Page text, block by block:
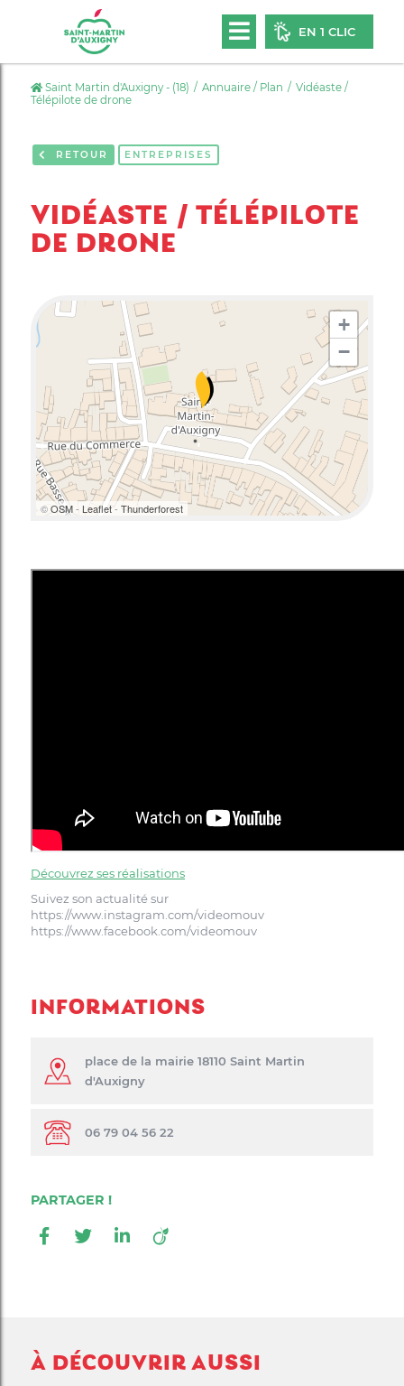
EN 1 CLIC
Saint Martin d'Auxigny - (18) Annuaire / Plan
Vidéaste /
Télépilote de drone
RETOUR ENTREPRISES
VIDÉASTE / TÉLÉPILOTE
DE DRONE
+
−
©OSM- Leaflet- Thunderforest
Découvrez ses réalisations
Suivez son actualité sur
https://www.instagram.com/videomouv
https://www.facebook.com/videomouv
INFORMATIONS
place de la mairie 18110 Saint Martin
d'Auxigny
06 79 04 56 22
À DÉCOUVRIR AUSSI